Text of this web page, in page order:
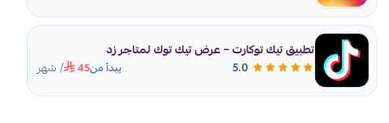
تطبيق تيك توكارت – عرض تيك توك لمتاجر زد
5.0 يبدأ من45 / شهر